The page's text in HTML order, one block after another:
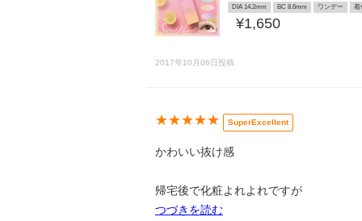
DIA 14.2mm BC 8.6mm ワンデー 着
¥1,650
2017年10月06日投稿
★★★★★ SuperExcellent
かわいい抜け感
帰宅後で化粧よれよれですが
つづきを読む